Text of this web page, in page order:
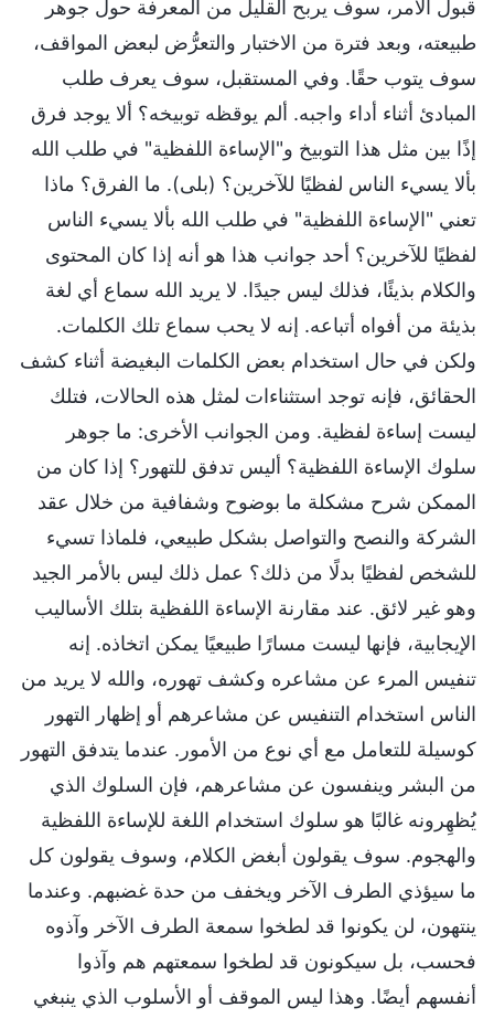
قبول الأمر، سوف يربح القليل من المعرفة حول جوهر
طبيعته، وبعد فترة من الاختبار والتعرُّض لبعض المواقف،
سوف يتوب حقًا. وفي المستقبل، سوف يعرف طلب
المبادئ أثناء أداء واجبه. ألم يوقظه توبيخه؟ ألا يوجد فرق
إذًا بين مثل هذا التوبيخ و"الإساءة اللفظية" في طلب الله
بألا يسيء الناس لفظيًا للآخرين؟ (بلى). ما الفرق؟ ماذا
تعني "الإساءة اللفظية" في طلب الله بألا يسيء الناس
لفظيًا للآخرين؟ أحد جوانب هذا هو أنه إذا كان المحتوى
والكلام بذيئًا، فذلك ليس جيدًا. لا يريد الله سماع أي لغة
بذيئة من أفواه أتباعه. إنه لا يحب سماع تلك الكلمات.
ولكن في حال استخدام بعض الكلمات البغيضة أثناء كشف
الحقائق، فإنه توجد استثناءات لمثل هذه الحالات، فتلك
ليست إساءة لفظية. ومن الجوانب الأخرى: ما جوهر
سلوك الإساءة اللفظية؟ أليس تدفق للتهور؟ إذا كان من
الممكن شرح مشكلة ما بوضوح وشفافية من خلال عقد
الشركة والنصح والتواصل بشكل طبيعي، فلماذا تسيء
للشخص لفظيًا بدلًا من ذلك؟ عمل ذلك ليس بالأمر الجيد
وهو غير لائق. عند مقارنة الإساءة اللفظية بتلك الأساليب
الإيجابية، فإنها ليست مسارًا طبيعيًا يمكن اتخاذه. إنه
تنفيس المرء عن مشاعره وكشف تهوره، والله لا يريد من
الناس استخدام التنفيس عن مشاعرهم أو إظهار التهور
كوسيلة للتعامل مع أي نوع من الأمور. عندما يتدفق التهور
من البشر وينفسون عن مشاعرهم، فإن السلوك الذي
يُظهِرونه غالبًا هو سلوك استخدام اللغة للإساءة اللفظية
والهجوم. سوف يقولون أبغض الكلام، وسوف يقولون كل
ما سيؤذي الطرف الآخر ويخفف من حدة غضبهم. وعندما
ينتهون، لن يكونوا قد لطخوا سمعة الطرف الآخر وآذوه
فحسب، بل سيكونون قد لطخوا سمعتهم هم وآذوا
أنفسهم أيضًا. وهذا ليس الموقف أو الأسلوب الذي ينبغي